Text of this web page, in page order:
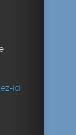
ici